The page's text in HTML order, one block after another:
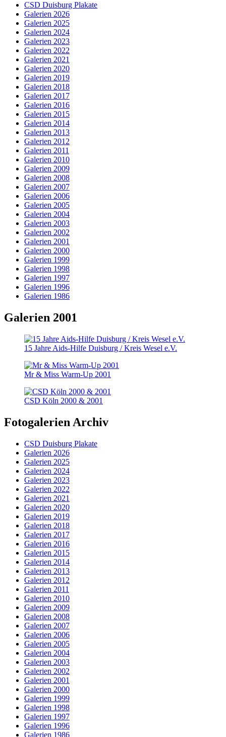
CSD Duisburg Plakate
Galerien 2026
Galerien 2025
Galerien 2024
Galerien 2023
Galerien 2022
Galerien 2021
Galerien 2020
Galerien 2019
Galerien 2018
Galerien 2017
Galerien 2016
Galerien 2015
Galerien 2014
Galerien 2013
Galerien 2012
Galerien 2011
Galerien 2010
Galerien 2009
Galerien 2008
Galerien 2007
Galerien 2006
Galerien 2005
Galerien 2004
Galerien 2003
Galerien 2002
Galerien 2001
Galerien 2000
Galerien 1999
Galerien 1998
Galerien 1997
Galerien 1996
Galerien 1986
Galerien 2001
15 Jahre Aids-Hilfe Duisburg / Kreis Wesel e.V.
Mr & Miss Warm-Up 2001
CSD Köln 2000 & 2001
Fotogalerien Archiv
CSD Duisburg Plakate
Galerien 2026
Galerien 2025
Galerien 2024
Galerien 2023
Galerien 2022
Galerien 2021
Galerien 2020
Galerien 2019
Galerien 2018
Galerien 2017
Galerien 2016
Galerien 2015
Galerien 2014
Galerien 2013
Galerien 2012
Galerien 2011
Galerien 2010
Galerien 2009
Galerien 2008
Galerien 2007
Galerien 2006
Galerien 2005
Galerien 2004
Galerien 2003
Galerien 2002
Galerien 2001
Galerien 2000
Galerien 1999
Galerien 1998
Galerien 1997
Galerien 1996
Galerien 1986